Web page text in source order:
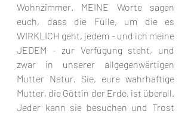
Wohnzimmer. MEINE Worte sagen
euch, dass die Fülle, um die es
WIRKLICH geht, jedem - und ich meine
JEDEM - zur Verfügung steht, und
zwar in unserer allgegenwärtigen
Mutter Natur. Sie, eure wahrhaftige
Mutter, die Göttin der Erde, ist überall.
Jeder kann sie besuchen und Trost